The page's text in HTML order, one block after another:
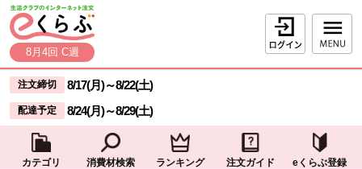
ページの先頭です。
本文へジャンプする。
8月4回 C週
ログイン
ここからサイト内共通メニューです。
サイト内共通メニューをスキップする
注文締切 8/17(月)～8/22(土)
配達予定 8/24(月)～8/29(土)
カテゴリ 消費材検索 ランキング 注文ガイド eくらぶ登録